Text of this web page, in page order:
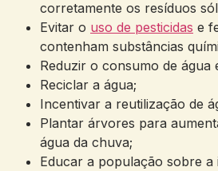
corretamente os resíduos
Evitar o uso de pesticidas e
contenham substâncias
Reduzir o consumo de água
Reciclar a água;
Incentivar a reutilização de
Plantar árvores para
água da chuva;
Educar a população sobre a